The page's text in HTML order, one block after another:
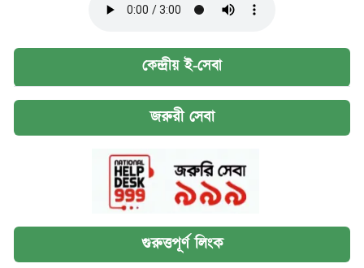
কেন্দ্রীয় ই-সেবা
জরুরী সেবা
গুরুত্তপূর্ণ লিংক